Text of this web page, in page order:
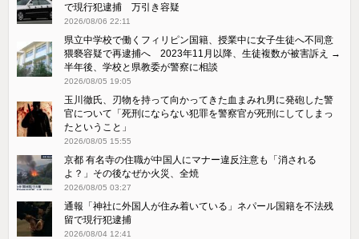
で現行犯逮捕 万引き容疑
2026/08/06 22:11
県立中学校で働くフィリピン国籍、授業中に女子生徒へ不同意
猥褻容疑で再逮捕へ 2023年11月以降、生徒複数が被害訴え →
半年後、学校と県教委が警察に相談
2026/08/05 19:05
玉川徹氏、刃物を持って向かってきた血まみれ男に発砲した警
官について「死刑にならない犯罪を警察官が死刑にしてしまっ
たということ」
2026/08/05 15:55
京都 有名寺の住職が中国人にマナー違反注意も「消される
よ？」その後なぜか火災、全焼
2026/08/05 03:27
通報「神社に外国人が住み着いている」ネパール国籍を不法残
留で現行犯逮捕
2026/08/04 12:41